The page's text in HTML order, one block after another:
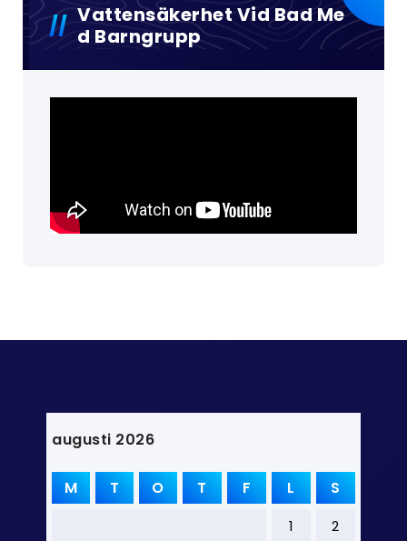
Vattensäkerhet Vid Bad Me
D Barngrupp
augusti 2026
M T O T F L S
1
2